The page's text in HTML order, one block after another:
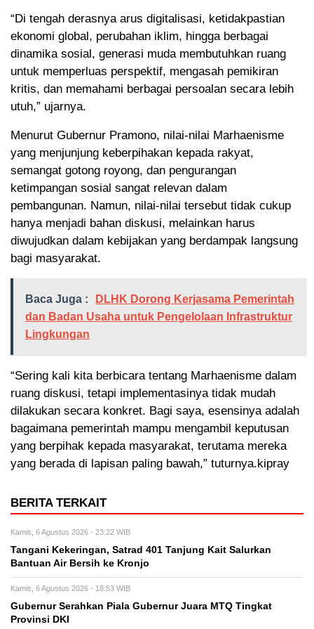
“Di tengah derasnya arus digitalisasi, ketidakpastian
ekonomi global, perubahan iklim, hingga berbagai
dinamika sosial, generasi muda membutuhkan ruang
untuk memperluas perspektif, mengasah pemikiran
kritis, dan memahami berbagai persoalan secara lebih
utuh,” ujarnya.
Menurut Gubernur Pramono, nilai-nilai Marhaenisme
yang menjunjung keberpihakan kepada rakyat,
semangat gotong royong, dan pengurangan
ketimpangan sosial sangat relevan dalam
pembangunan. Namun, nilai-nilai tersebut tidak cukup
hanya menjadi bahan diskusi, melainkan harus
diwujudkan dalam kebijakan yang berdampak langsung
bagi masyarakat.
Baca Juga :
DLHK Dorong Kerjasama Pemerintah
dan Badan Usaha untuk Pengelolaan Infrastruktur
Lingkungan
“Sering kali kita berbicara tentang Marhaenisme dalam
ruang diskusi, tetapi implementasinya tidak mudah
dilakukan secara konkret. Bagi saya, esensinya adalah
bagaimana pemerintah mampu mengambil keputusan
yang berpihak kepada masyarakat, terutama mereka
yang berada di lapisan paling bawah,” tuturnya.kipray
BERITA TERKAIT
Kamis, 6 Agustus 2026 - 23:22 WIB
Tangani Kekeringan, Satrad 401 Tanjung Kait Salurkan
Bantuan Air Bersih ke Kronjo
Kamis, 6 Agustus 2026 - 18:53 WIB
Gubernur Serahkan Piala Gubernur Juara MTQ Tingkat
Provinsi DKI